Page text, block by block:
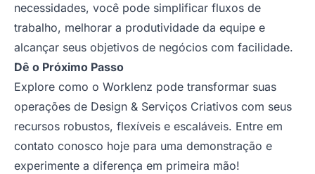
necessidades, você pode simplificar fluxos de
trabalho, melhorar a produtividade da equipe e
alcançar seus objetivos de negócios com facilidade.
Dê o Próximo Passo
Explore como o Worklenz pode transformar suas
operações de Design & Serviços Criativos com seus
recursos robustos, flexíveis e escaláveis. Entre em
contato conosco hoje para uma demonstração e
experimente a diferença em primeira mão!